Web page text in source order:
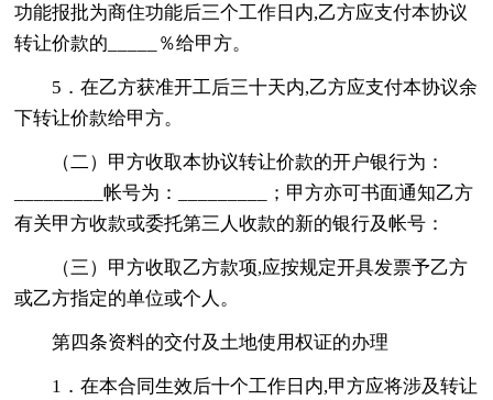
功能报批为商住功能后三个工作日内,乙方应支付本协议
转让价款的_____％给甲方。
5．在乙方获准开工后三十天内,乙方应支付本协议余
下转让价款给甲方。
（二）甲方收取本协议转让价款的开户银行为：
_________帐号为：_________；甲方亦可书面通知乙方
有关甲方收款或委托第三人收款的新的银行及帐号：
（三）甲方收取乙方款项,应按规定开具发票予乙方
或乙方指定的单位或个人。
第四条资料的交付及土地使用权证的办理
1．在本合同生效后十个工作日内,甲方应将涉及转让